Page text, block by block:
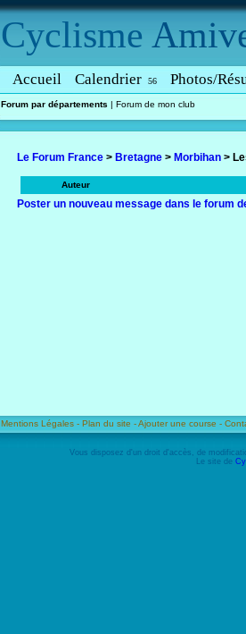
Cyclisme
Accueil Calendrier 56 Photos/
Forum par départements | Forum de mon club
Le Forum France > Bretagne > Morbihan >
Auteur
Poster un nouveau message dans le forum
Mentions Légales - Plan du site -Ajouter une course -
Vous disposez d'un droit d'accès, de
Le site de